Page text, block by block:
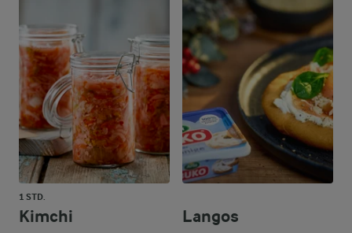
1 STD.
Kimchi Langos